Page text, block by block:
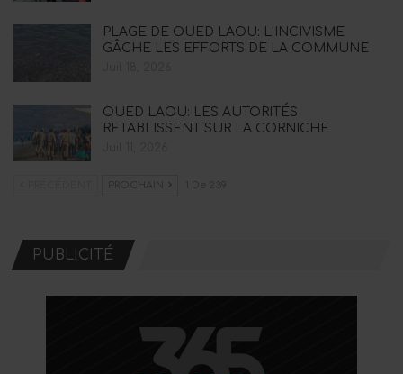
PLAGE DE OUED LAOU: L’INCIVISME
GÂCHE LES EFFORTS DE LA COMMUNE
OUED LAOU: LES AUTORITÉS
RETABLISSENT SUR LA CORNICHE
PROCHAIN 1 De 239
PUBLICITÉ